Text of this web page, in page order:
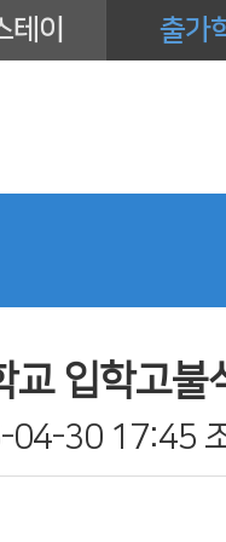
테이 출가
교 입학고
04-30 17:45